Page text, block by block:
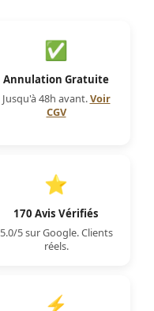
✅
Annulation Gratuite
Jusqu'à 48h avant.Voir
CGV
⭐
170 Avis Vérifiés
5.0/5 sur Google. Clients
réels.
⚡